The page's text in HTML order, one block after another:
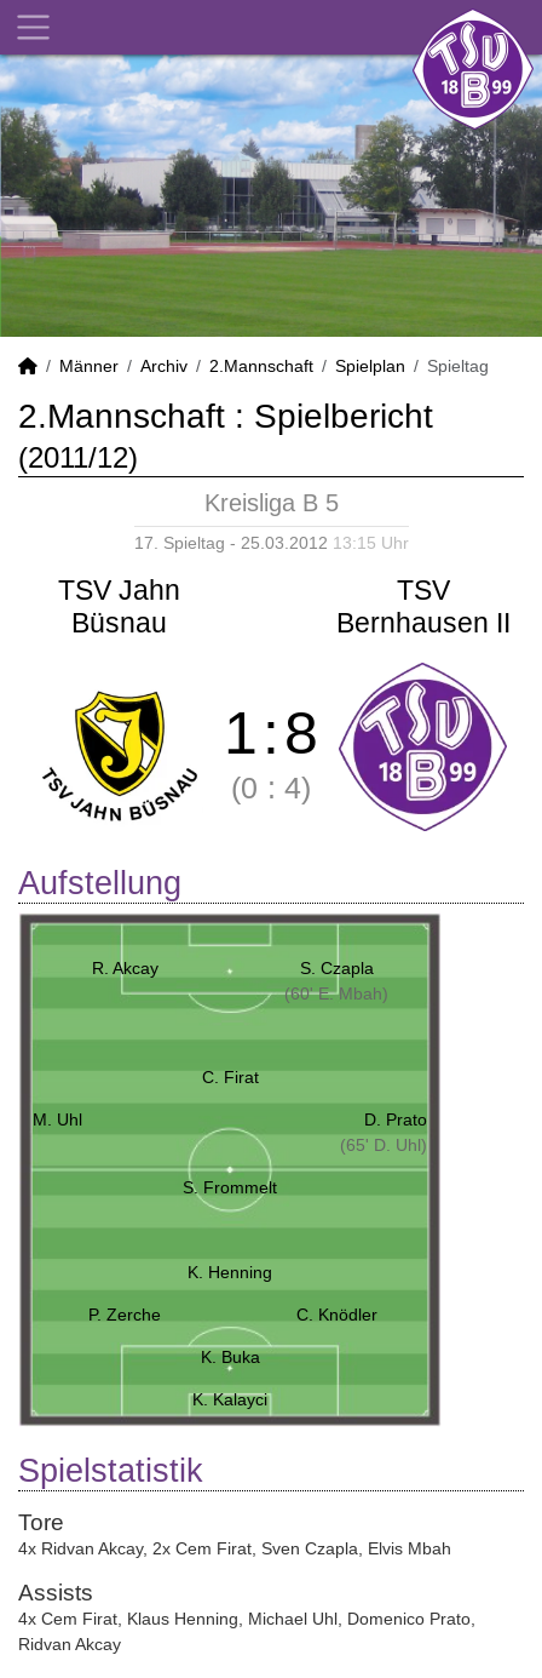
Männer Archiv 2.Mannschaft Spielplan Spieltag
2.Mannschaft : Spielbericht
(2011/12)
Kreisliga B 5
17. Spieltag - 25.03.2012 13:15 Uhr
TSV Jahn
Büsnau
TSV
Bernhausen II
1:8
(0 : 4)
Aufstellung
R. Akcay
S. Czapla
(60' E. Mbah)
C. Firat
M. Uhl
D. Prato
(65' D. Uhl)
S. Frommelt
K. Henning
P. Zerche C. Knödler
K. Buka
K. Kalayci
Spielstatistik
Tore
4x Ridvan Akcay, 2x Cem Firat Sven Czapla Elvis Mbah
Assists
4x Cem Firat Klaus Henning Michael Uhl Domenico Prato
Ridvan Akcay